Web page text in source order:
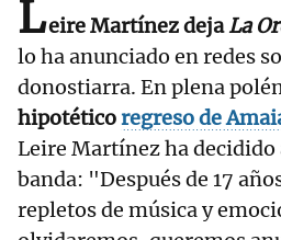
Leire Martínez dejaLa
lo ha anunciado en redes
donostiarra. En plena
hipotéticoregreso de
Leire Martínez ha decidido
banda: "Después de 17
repletos de música y